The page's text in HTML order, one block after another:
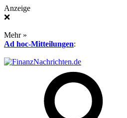
Anzeige
❌
Mehr »
Ad hoc-Mitteilungen: